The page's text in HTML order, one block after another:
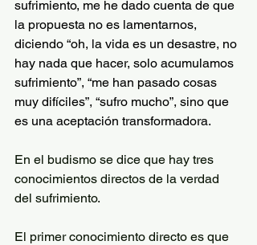
sufrimiento, me he dado cuenta de que
la propuesta no es lamentarnos,
diciendo “oh, la vida es un desastre, no
hay nada que hacer, solo acumulamos
sufrimiento”, “me han pasado cosas
muy difíciles”, “sufro mucho”, sino que
es una aceptación transformadora.
En el budismo se dice que hay tres
conocimientos directos de la verdad
del sufrimiento.
El primer conocimiento directo es que